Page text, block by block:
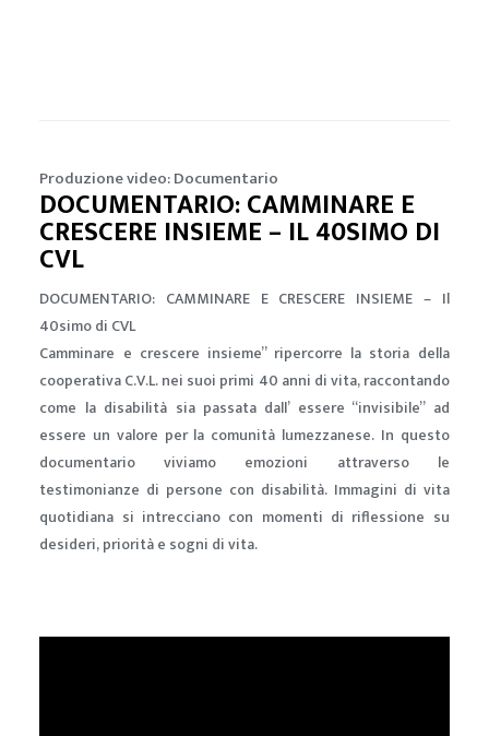
Produzione video: Documentario
DOCUMENTARIO: CAMMINARE E
CRESCERE INSIEME – IL 40SIMO DI
CVL
DOCUMENTARIO: CAMMINARE E CRESCERE INSIEME – Il
40simo di CVL
Camminare e crescere insieme” ripercorre la storia della
cooperativa C.V.L. nei suoi primi 40 anni di vita, raccontando
come la disabilità sia passata dall’ essere “invisibile” ad
essere un valore per la comunità lumezzanese. In questo
documentario viviamo emozioni attraverso le
testimonianze di persone con disabilità. Immagini di vita
quotidiana si intrecciano con momenti di riflessione su
desideri, priorità e sogni di vita.